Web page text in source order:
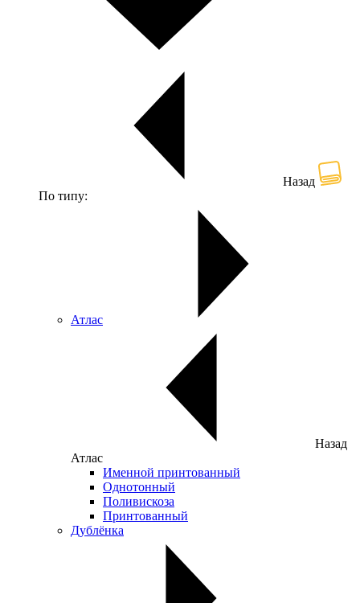
Назад
По типу:
Атлас
Назад
Атлас
Именной принтованный
Однотонный
Поливискоза
Принтованный
Дублёнка